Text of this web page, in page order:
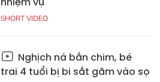
SHORT VIDEO
Nghịch ná bắn chim, bé
trai 4 tuổi bị bi sắt găm vào sọ